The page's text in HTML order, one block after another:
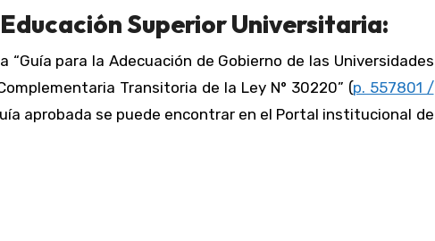
Superior Universitaria:
“Guía para la Adecuación de Gobierno de las Universidades
Transitoria de la Ley N° 30220” (p. 557801 /
aprobada se puede encontrar en el Portal institucional de